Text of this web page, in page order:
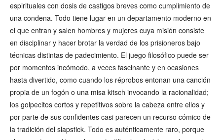
espirituales con dosis de castigos breves como cumplimiento de
una condena. Todo tiene lugar en un departamento moderno en
el que entran y salen hombres y mujeres cuya misión consiste
en disciplinar y hacer brotar la verdad de los prisioneros bajo
técnicas distintas de padecimiento. El juego filosófico puede ser
por momentos incómodo, a veces fascinante y en ocasiones
hasta divertido, como cuando los réprobos entonan una canción
propia de un fogón o una misa kitsch invocando la racionalidad;
los golpecitos cortos y repetitivos sobre la cabeza entre ellos y
por parte de sus confidentes casi parecen un recurso cómico de
la tradición del slapstick. Todo es auténticamente raro, porque